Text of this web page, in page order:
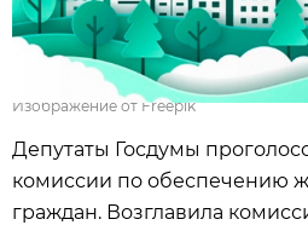
Изображение от Freepik
Депутаты Госдумы
комиссии по обеспечению
граждан. Возглавила